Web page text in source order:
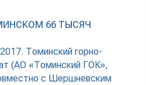
66 ТЫСЯЧ
Томинский горно-
(АО «Томинский ГОК»,
с Шершневским